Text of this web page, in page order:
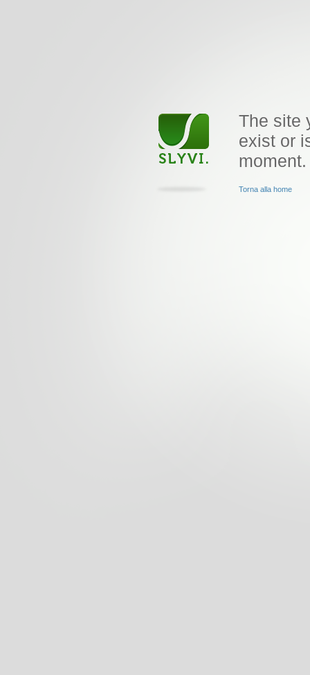
The site
exist or
moment.
Torna alla home